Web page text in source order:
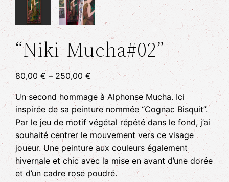
“Niki-Mucha#02”
80,00€ – 250,00€
Un second hommage à Alphonse Mucha. Ici
inspirée de sa peinture nommée “Cognac Bisquit”.
Par le jeu de motif végétal répété dans le fond, j’ai
souhaité centrer le mouvement vers ce visage
joueur. Une peinture aux couleurs également
hivernale et chic avec la mise en avant d’une dorée
et d’un cadre rose poudré.